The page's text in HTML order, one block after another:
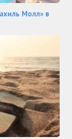
Молл» в